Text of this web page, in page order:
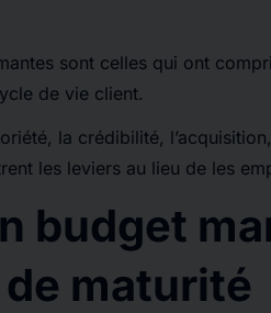
sont celles qui ont
de vie client.
la crédibilité,
les leviers au lieu de les
budget
maturité